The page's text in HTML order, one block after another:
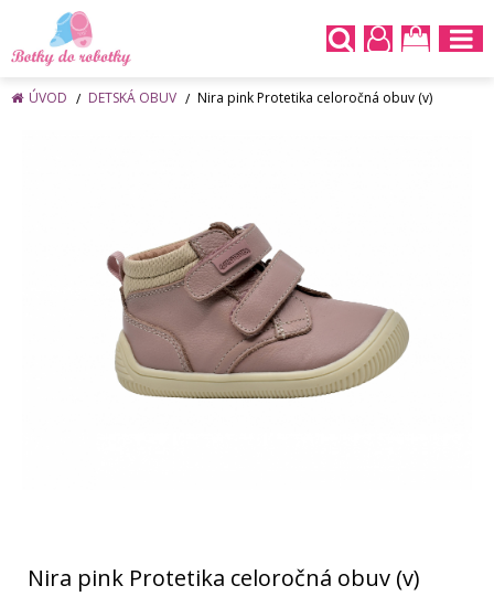
ÚVOD DETSKÁ OBUV Nira pink Protetika celoročná obuv (v)
Nira pink Protetika celoročná obuv (v)